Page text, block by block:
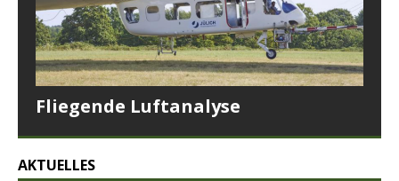
Fliegende Luftanalyse
AKTUELLES